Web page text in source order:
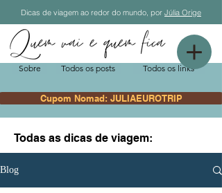
Sobre Todos os posts Todos os links
Cupom Nomad: JULIAEUROTRIP
Dicas de viagem ao redor do mundo, por Júlia Orige
Todas as dicas de viagem:
Blog